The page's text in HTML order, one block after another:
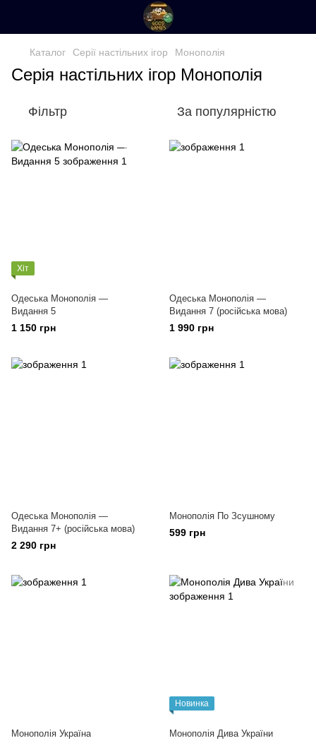
Каталог Серії настільних ігор Монополія
Серія настільних ігор Монополія
Фільтр За популярністю
Хіт
Одеська Монополія —
Видання 5
1 150 грн
Одеська Монополія —
Видання 7 (російська мова)
1 990 грн
Одеська Монополія —
Видання 7+ (російська мова)
2 290 грн
Монополія По Зсушному
599 грн
Монополія Україна
Новинка
Монополія Дива України